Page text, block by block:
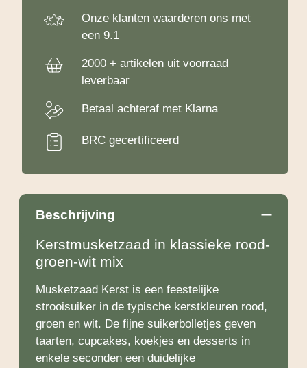
Onze klanten waarderen ons met
een 9.1
2000 + artikelen uit voorraad
leverbaar
Betaal achteraf met Klarna
BRC gecertificeerd
Beschrijving
Kerstmusketzaad in klassieke rood-
groen-wit mix
Musketzaad Kerst is een feestelijke
strooisuiker in de typische kerstkleuren rood,
groen en wit. De fijne suikerbolletjes geven
taarten, cupcakes, koekjes en desserts in
enkele seconden een duidelijke